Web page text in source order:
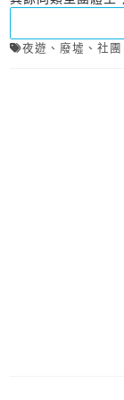
夜遊 、 廢墟 、 社團